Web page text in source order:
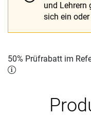
und Lehrern
sich ein
50% Prüfrabatt im